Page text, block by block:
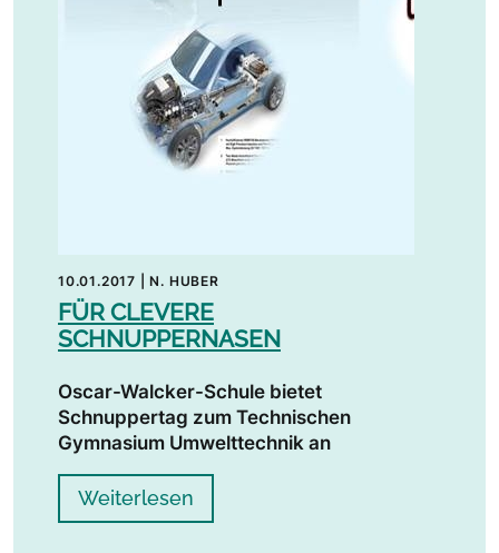
10.01.2017 |N. HUBER
FÜR CLEVERE
SCHNUPPERNASEN
Oscar-Walcker-Schule bietet
Schnuppertag zum Technischen
Gymnasium Umwelttechnik an
Weiterlesen